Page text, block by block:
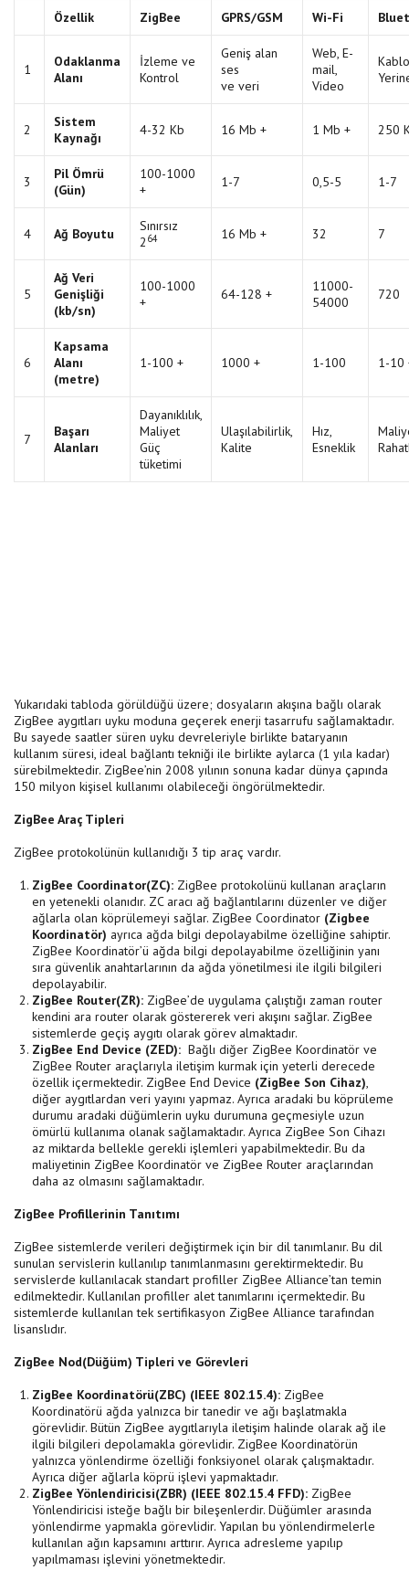
Özellik
ZigBee GPRS/GSM Wi-Fi
1
Odaklanma
Alanı
İzleme ve
Kontrol
Geniş alan
ses
ve veri
Web, E-
mail,
Video
Kablo
2
Sistem
Kaynağı
4-32 Kb 16 Mb + 1 Mb + 250
3
Pil Ömrü
(Gün)
100-1000
+
1-7 0,5-5 1-7
4 Ağ Boyutu
Sınırsız
2 64 16 Mb + 32 7
5
Ağ Veri
Genişliği
(kb/sn)
100-1000
+
64-128 +
11000-
54000
720
6
Kapsama
Alanı
(metre)
1-100 + 1000 + 1-100 1-10
7
Başarı
Alanları
Dayanıklılık,
Maliyet
Güç
tüketimi
Ulaşılabilirlik,
Kalite
Hız,
Esneklik
Yukarıdaki tabloda görüldüğü üzere; dosyaların akışına bağlı olarak
ZigBee aygıtları uyku moduna geçerek enerji tasarrufu sağlamaktadır.
Bu sayede saatler süren uyku devreleriyle birlikte bataryanın
kullanım süresi, ideal bağlantı tekniği ile birlikte aylarca (1 yıla kadar)
sürebilmektedir. ZigBee’nin 2008 yılının sonuna kadar dünya çapında
150 milyon kişisel kullanımı olabileceği öngörülmektedir.
ZigBee Araç Tipleri
ZigBee protokolünün kullanıdığı 3 tip araç vardır.
ZigBee Coordinator(ZC): ZigBee protokolünü kullanan araçların
en yetenekli olanıdır. ZC aracı ağ bağlantılarını düzenler ve diğer
ağlarla olan köprülemeyi sağlar. ZigBee Coordinator (Zigbee
Koordinatör) ayrıca ağda bilgi depolayabilme özelliğine sahiptir.
ZigBee Koordinatör’ü ağda bilgi depolayabilme özelliğinin yanı
sıra güvenlik anahtarlarının da ağda yönetilmesi ile ilgili bilgileri
depolayabilir.
ZigBee Router(ZR): ZigBee’de uygulama çalıştığı zaman router
kendini ara router olarak göstererek veri akışını sağlar. ZigBee
sistemlerde geçiş aygıtı olarak görev almaktadır.
ZigBee End Device (ZED): Bağlı diğer ZigBee Koordinatör ve
ZigBee Router araçlarıyla iletişim kurmak için yeterli derecede
özellik içermektedir. ZigBee End Device (ZigBee Son Cihaz),
diğer aygıtlardan veri yayını yapmaz. Ayrıca aradaki bu köprüleme
durumu aradaki düğümlerin uyku durumuna geçmesiyle uzun
ömürlü kullanıma olanak sağlamaktadır. Ayrıca ZigBee Son Cihazı
az miktarda bellekle gerekli işlemleri yapabilmektedir. Bu da
maliyetinin ZigBee Koordinatör ve ZigBee Router araçlarından
daha az olmasını sağlamaktadır.
ZigBee Profillerinin Tanıtımı
ZigBee sistemlerde verileri değiştirmek için bir dil tanımlanır. Bu dil
sunulan servislerin kullanılıp tanımlanmasını gerektirmektedir. Bu
servislerde kullanılacak standart profiller ZigBee Alliance’tan temin
edilmektedir. Kullanılan profiller alet tanımlarını içermektedir. Bu
sistemlerde kullanılan tek sertifikasyon ZigBee Alliance tarafından
lisanslıdır.
ZigBee Nod(Düğüm) Tipleri ve Görevleri
ZigBee Koordinatörü(ZBC) (IEEE 802.15.4): ZigBee
Koordinatörü ağda yalnızca bir tanedir ve ağı başlatmakla
görevlidir. Bütün ZigBee aygıtlarıyla iletişim halinde olarak ağ ile
ilgili bilgileri depolamakla görevlidir. ZigBee Koordinatörün
yalnızca yönlendirme özelliği fonksiyonel olarak çalışmaktadır.
Ayrıca diğer ağlarla köprü işlevi yapmaktadır.
ZigBee Yönlendiricisi(ZBR) (IEEE 802.15.4 FFD): ZigBee
Yönlendiricisi isteğe bağlı bir bileşenlerdir. Düğümler arasında
yönlendirme yapmakla görevlidir. Yapılan bu yönlendirmelerle
kullanılan ağın kapsamını arttırır. Ayrıca adresleme yapılıp
yapılmaması işlevini yönetmektedir.